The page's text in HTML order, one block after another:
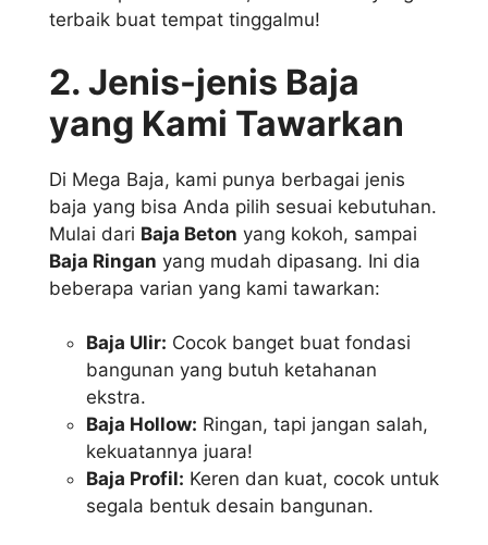
terbaik buat tempat tinggalmu!
2. Jenis-jenis Baja
yang Kami Tawarkan
Di Mega Baja, kami punya berbagai jenis
baja yang bisa Anda pilih sesuai kebutuhan.
Mulai dari Baja Beton yang kokoh, sampai
Baja Ringan yang mudah dipasang. Ini dia
beberapa varian yang kami tawarkan:
Baja Ulir: Cocok banget buat fondasi
bangunan yang butuh ketahanan
ekstra.
Baja Hollow: Ringan, tapi jangan salah,
kekuatannya juara!
Baja Profil: Keren dan kuat, cocok untuk
segala bentuk desain bangunan.